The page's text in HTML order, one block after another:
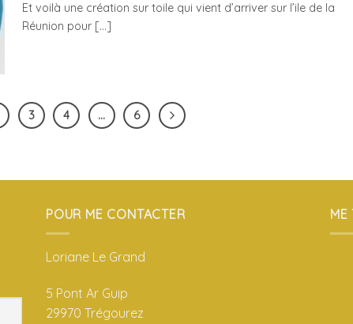
Et voilà une création sur toile qui vient d’arriver sur l’ile de la
Réunion pour [...]
3 4 … 6
POUR ME CONTACTER
Loriane Le Grand
5 Pont Ar Guip
29970 Trégourez
ME